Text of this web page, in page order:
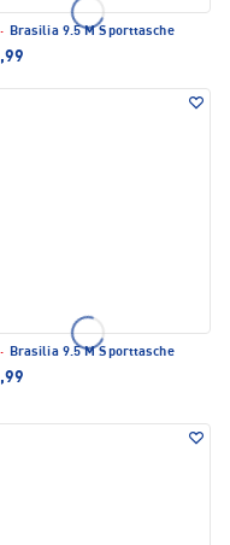
· Brasilia 9.5 M Sporttasche
· Brasilia 9.5 M Sporttasche